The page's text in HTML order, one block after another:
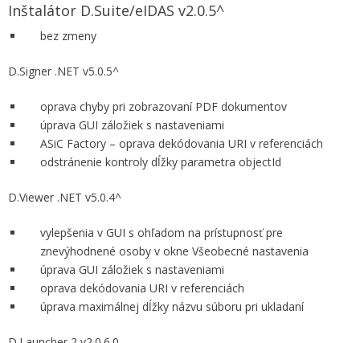
Inštalátor D.Suite/eIDAS v2.0.5^
bez zmeny
D.Signer .NET v5.0.5^
oprava chyby pri zobrazovaní PDF dokumentov
úprava GUI záložiek s nastaveniami
ASiC Factory – oprava dekódovania URI v referenciách
odstránenie kontroly dĺžky parametra objectId
D.Viewer .NET v5.0.4^
vylepšenia v GUI s ohľadom na prístupnosť pre
znevýhodnené osoby v okne Všeobecné nastavenia
úprava GUI záložiek s nastaveniami
oprava dekódovania URI v referenciách
úprava maximálnej dĺžky názvu súboru pri ukladaní